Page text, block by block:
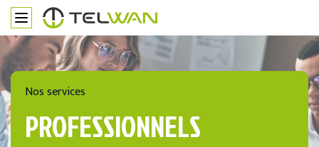
Nos services
PROFESSIONNELS